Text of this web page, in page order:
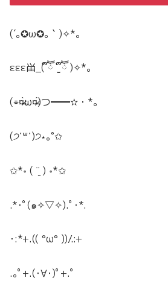
(´｡✪ω✪｡｀)✧*。
εεε畄_( ຶཽ ˙̫̮ ຶཽ )✧*｡
(⌯¤̴̶̷̀ω¤̴̶̷́)つ━━✫・*。
(੭˙꒳​˙)੭⋆｡˚✩
✩*॰ ( ¨̮ ) ॰*✩
.*･ﾟ(๑✧▽✧).ﾟ･*.
･:*+.(( °ω° ))/.:+
.｡ﾟ +.(･∀･)ﾟ +.ﾟ